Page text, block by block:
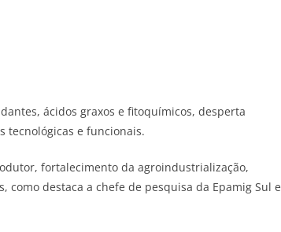
ácidos graxos e fitoquímicos, desperta
tecnológicas e funcionais.
fortalecimento da agroindustrialização,
como destaca a chefe de pesquisa da Epamig Sul e